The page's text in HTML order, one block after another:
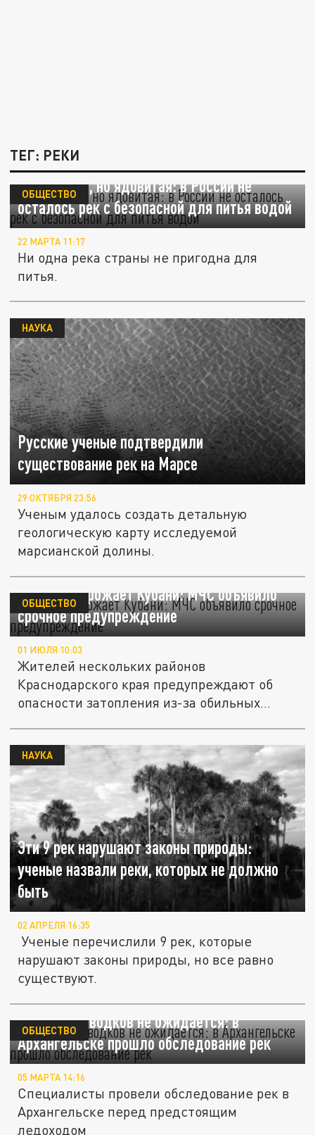
ТЕГ: РЕКИ
Прозрачная, но ядовитая: в России не
осталось рек с безопасной для питья водой
ОБЩЕСТВО
22 МАРТА 11:17
Ни одна река страны не пригодна для
питья.
Русские ученые подтвердили
существование рек на Марсе
НАУКА
29 ОКТЯБРЯ 23:56
Ученым удалось создать детальную
геологическую карту исследуемой
марсианской долины.
Паводок угрожает Кубани: МЧС объявило
срочное предупреждение
ОБЩЕСТВО
01 ИЮЛЯ 10:03
Жителей нескольких районов
Краснодарского края предупреждают об
опасности затопления из-за обильных
Эти 9 рек нарушают законы природы:
ученые назвали реки, которых не должно
быть
НАУКА
02 АПРЕЛЯ 16:35
Ученые перечислили 9 рек, которые
нарушают законы природы, но все равно
существуют.
Сильных паводков не ожидается: в
Архангельске прошло обследование рек
ОБЩЕСТВО
05 МАРТА 14:16
Специалисты провели обследование рек в
Архангельске перед предстоящим
ледоходом